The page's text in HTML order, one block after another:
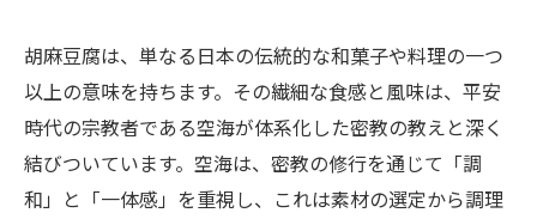
胡麻豆腐は、単なる日本の伝統的な和菓子や料理の一つ
以上の意味を持ちます。その繊細な食感と風味は、平安
時代の宗教者である空海が体系化した密教の教えと深く
結びついています。空海は、密教の修行を通じて「調
和」と「一体感」を重視し、これは素材の選定から調理